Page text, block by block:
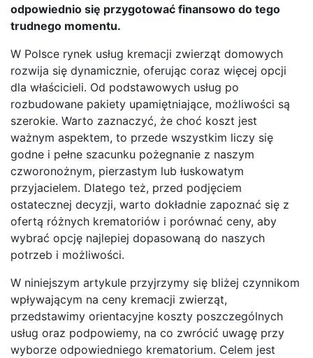
odpowiednio się przygotować finansowo do tego
trudnego momentu.
W Polsce rynek usług kremacji zwierząt domowych
rozwija się dynamicznie, oferując coraz więcej opcji
dla właścicieli. Od podstawowych usług po
rozbudowane pakiety upamiętniające, możliwości są
szerokie. Warto zaznaczyć, że choć koszt jest
ważnym aspektem, to przede wszystkim liczy się
godne i pełne szacunku pożegnanie z naszym
czworonożnym, pierzastym lub łuskowatym
przyjacielem. Dlatego też, przed podjęciem
ostatecznej decyzji, warto dokładnie zapoznać się z
ofertą różnych krematoriów i porównać ceny, aby
wybrać opcję najlepiej dopasowaną do naszych
potrzeb i możliwości.
W niniejszym artykule przyjrzymy się bliżej czynnikom
wpływającym na ceny kremacji zwierząt,
przedstawimy orientacyjne koszty poszczególnych
usług oraz podpowiemy, na co zwrócić uwagę przy
wyborze odpowiedniego krematorium. Celem jest